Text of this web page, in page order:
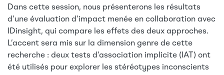
Dans cette session, nous présenterons les résultats
d’une évaluation d’impact menée en collaboration avec
IDinsight, qui compare les effets des deux approches.
L’accent sera mis sur la dimension genre de cette
recherche : deux tests d’association implicite (IAT) ont
été utilisés pour explorer les stéréotypes inconscients